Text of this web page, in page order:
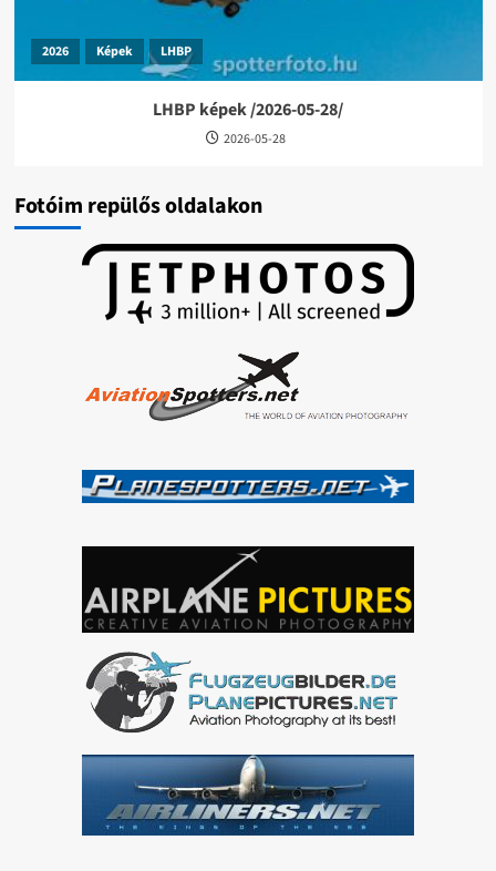
2026 Képek LHBP
LHBP képek /2026-05-28/
2026-05-28
Fotóim repülős oldalakon